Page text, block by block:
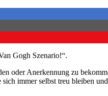
Gogh Szenario!“.
oder Anerkennung zu
immer selbst treu bleiben